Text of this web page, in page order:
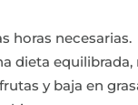
horas necesarias.
dieta equilibrada,
y baja en